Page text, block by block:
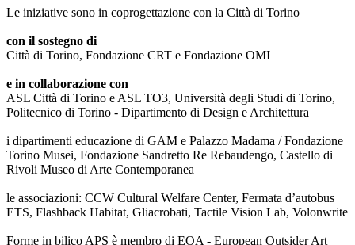
Le iniziative sono in coprogettazione con la Città di Torino
con il sostegno di
Città di Torino, Fondazione CRT e Fondazione OMI
e in collaborazione con
ASL Città di Torino e ASL TO3, Università degli Studi di Torino,
Politecnico di Torino - Dipartimento di Design e Architettura
i dipartimenti educazione di GAM e Palazzo Madama / Fondazione
Torino Musei, Fondazione Sandretto Re Rebaudengo, Castello di
Rivoli Museo di Arte Contemporanea
le associazioni: CCW Cultural Welfare Center, Fermata d’autobus
ETS, Flashback Habitat, Gliacrobati, Tactile Vision Lab, Volonwrite
Forme in bilico APS è membro di EOA - European Outsider Art